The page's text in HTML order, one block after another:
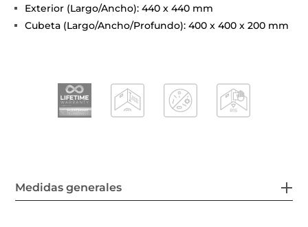
Exterior (Largo/Ancho): 440 x 440 mm
Cubeta (Largo/Ancho/Profundo): 400 x 400 x 200 mm
Medidas generales